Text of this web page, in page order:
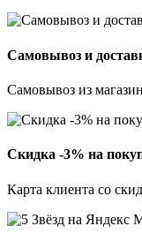
Самовывоз и
Самовывоз из
Скидка -3% на
Карта клиента со